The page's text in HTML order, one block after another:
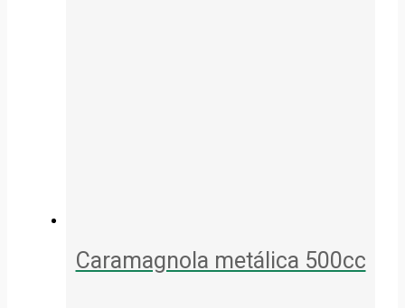
Caramagnola metálica 500cc